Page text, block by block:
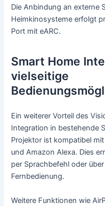
Die Anbindung an externe
Heimkinosysteme erfolgt
Port mit eARC.
Smart Home
vielseitige
Ein weiterer Vorteil des
Integration in bestehende
Projektor ist kompatibel
und Amazon Alexa. Dies
per Sprachbefehl oder
Fernbedienung.
Weitere Funktionen wie